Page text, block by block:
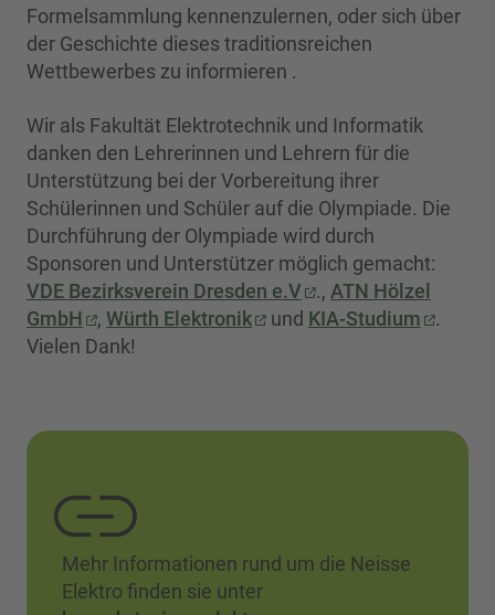
Formelsammlung kennenzulernen, oder sich über
der Geschichte dieses traditionsreichen
Wettbewerbes zu informieren .
Wir als Fakultät Elektrotechnik und Informatik
danken den Lehrerinnen und Lehrern für die
Unterstützung bei der Vorbereitung ihrer
Schülerinnen und Schüler auf die Olympiade. Die
Durchführung der Olympiade wird durch
Sponsoren und Unterstützer möglich gemacht:
VDE Bezirksverein Dresden e.V
., ATN Hölzel
GmbH
, Würth Elektronik und KIA-Studium
.
Vielen Dank!
Mehr Informationen rund um die Neisse
Elektro finden sie unter